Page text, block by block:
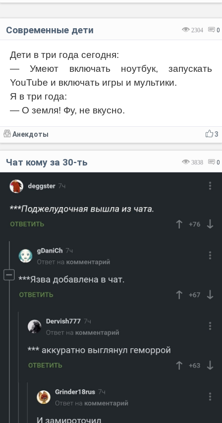
2304 0
Современные дети
Дети в три года сегодня:
— Умеют включать ноутбук, запускать
YouTube и включать игры и мультики.
Я в три года:
— О земля! Фу, не вкусно.
3
Анекдоты
3838 0
Чат кому за 30-ть